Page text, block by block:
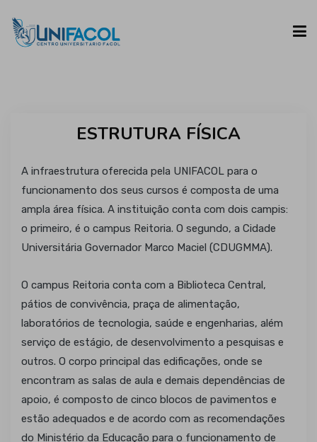
ESPAÇO DO ALUNO
CONTATO
ESTRUTURA FÍSICA
A infraestrutura oferecida pela UNIFACOL para o
funcionamento dos seus cursos é composta de uma
ampla área física. A instituição conta com dois campis:
o primeiro, é o campus Reitoria. O segundo, a Cidade
Universitária Governador Marco Maciel (CDUGMMA).
O campus Reitoria conta com a Biblioteca Central,
pátios de convivência, praça de alimentação,
laboratórios de tecnologia, saúde e engenharias, além
serviço de estágio, de desenvolvimento a pesquisas e
outros. O corpo principal das edificações, onde se
encontram as salas de aula e demais dependências de
apoio, é composto de cinco blocos de pavimentos e
estão adequados e de acordo com as recomendações
do Ministério da Educação para o funcionamento de